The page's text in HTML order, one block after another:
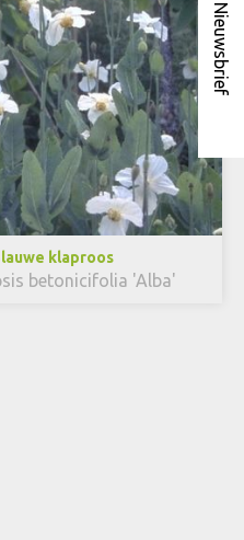
klaproos
betonicifolia 'Alba'
Nieuwsbrief